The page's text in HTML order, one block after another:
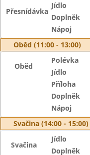
Přesnídávka
Jídlo
Doplněk
Nápoj
Oběd (11:00 - 13:00)
Oběd
Polévka
Jídlo
Příloha
Doplněk
Nápoj
Svačina (14:00 - 15:00)
Svačina
Jídlo
Doplněk